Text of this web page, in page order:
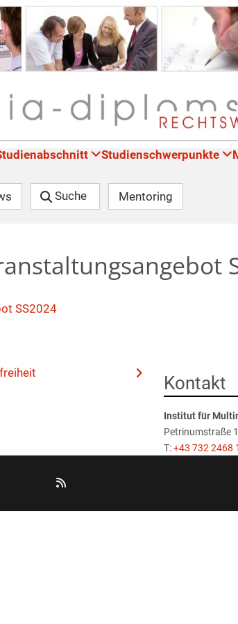
Studienschwerpunkte
Suche Mentoring
SS2024
Kontakt
Institut für
Petrinumstraße
T:+43 732 2468